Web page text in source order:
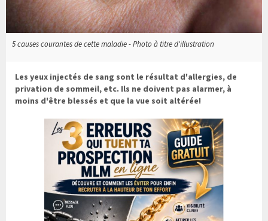
5 causes courantes de cette maladie - Photo à titre d'illustration
Les yeux injectés de sang sont le résultat d'allergies, de
privation de sommeil, etc. Ils ne doivent pas alarmer, à
moins d'être blessés et que la vue soit altérée!